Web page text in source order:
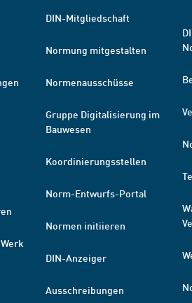
DIN-Mitgliedschaft
Normung mitgestalten
Normenausschüsse
Gruppe Digitalisierung im
Bauwesen
Koordinierungsstellen
Norm-Entwurfs-Portal
Normen initiieren
DIN-Anzeiger
Ausschreibungen